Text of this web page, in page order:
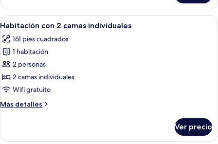
POOL
ACCESS)
doble
Club
(PARKING,
&
POOL
ACCESS)
Abrir
todas
las
fotos
de
Habitación
con
camas
Una cama con sábanas blancas y
10
Habitación con 2 camas individuales
161 pies cuadrados
1 habitación
2 personas
2 camas individuales
Wifi gratuito
Más detalles
Más
con
Ver precio